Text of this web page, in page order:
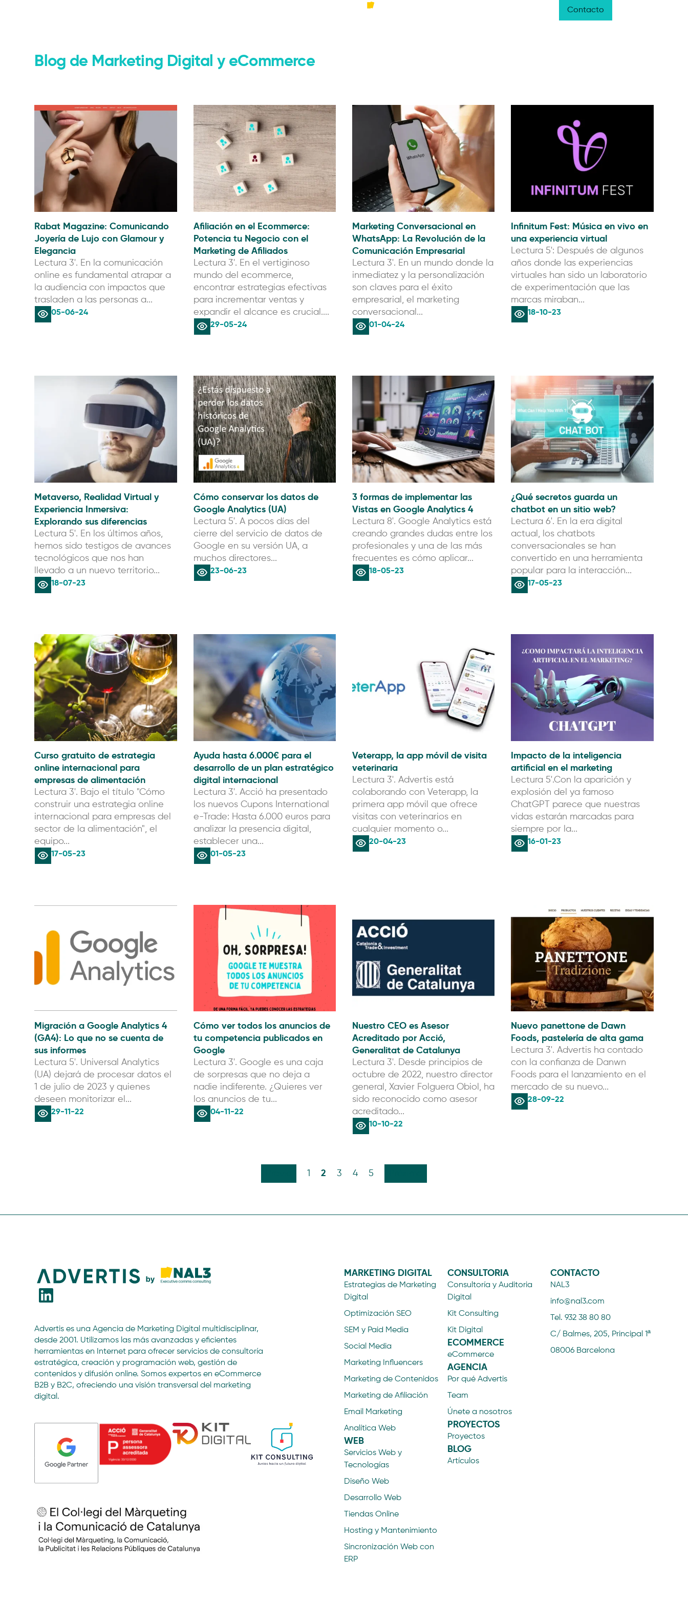
Contacto
Blog de Marketing Digital y eCommerce
Rabat Magazine: Comunicando
Joyería de Lujo con Glamour y
Elegancia
Lectura 3'. En la comunicación
online es fundamental atrapar a
la audiencia con impactos que
trasladen a las personas a...
05-06-24
Afiliación en el Ecommerce:
Potencia tu Negocio con el
Marketing de Afiliados
Lectura 3'. En el vertiginoso
mundo del ecommerce,
encontrar estrategias efectivas
para incrementar ventas y
expandir el alcance es crucial....
29-05-24
Marketing Conversacional en
WhatsApp: La Revolución de la
Comunicación Empresarial
Lectura 3'. En un mundo donde la
inmediatez y la personalización
son claves para el éxito
empresarial, el marketing
conversacional...
01-04-24
Infinitum Fest: Música en vivo en
una experiencia virtual
Lectura 5': Después de algunos
años donde las experiencias
virtuales han sido un laboratorio
de experimentación que las
marcas miraban...
18-10-23
Metaverso, Realidad Virtual y
Experiencia Inmersiva:
Explorando sus diferencias
Lectura 5'. En los últimos años,
hemos sido testigos de avances
tecnológicos que nos han
llevado a un nuevo territorio...
18-07-23
Cómo conservar los datos de
Google Analytics (UA)
Lectura 5'. A pocos días del
cierre del servicio de datos de
Google en su versión UA, a
muchos directores...
23-06-23
3 formas de implementar las
Vistas en Google Analytics 4
Lectura 8'. Google Analytics está
creando grandes dudas entre los
profesionales y una de las más
frecuentes es cómo aplicar...
18-05-23
¿Qué secretos guarda un
chatbot en un sitio web?
Lectura 6'. En la era digital
actual, los chatbots
conversacionales se han
convertido en una herramienta
popular para la interacción...
17-05-23
Curso gratuito de estrategia
online internacional para
empresas de alimentación
Lectura 3'. Bajo el título "Cómo
construir una estrategia online
internacional para empresas del
sector de la alimentación", el
equipo...
17-05-23
Ayuda hasta 6.000€ para el
desarrollo de un plan estratégico
digital internacional
Lectura 3'. Acció ha presentado
los nuevos Cupons International
e-Trade: Hasta 6.000 euros para
analizar la presencia digital,
establecer una...
01-05-23
Veterapp, la app móvil de visita
veterinaria
Lectura 3'. Advertis está
colaborando con Veterapp, la
primera app móvil que ofrece
visitas con veterinarios en
cualquier momento o...
20-04-23
Impacto de la inteligencia
artificial en el marketing
Lectura 5'.Con la aparición y
explosión del ya famoso
ChatGPT parece que nuestras
vidas estarán marcadas para
siempre por la...
16-01-23
Migración a Google Analytics 4
(GA4): Lo que no se cuenta de
sus informes
Lectura 5'. Universal Analytics
(UA) dejará de procesar datos el
1 de julio de 2023 y quienes
deseen monitorizar el...
29-11-22
Cómo ver todos los anuncios de
tu competencia publicados en
Google
Lectura 3'. Google es una caja
de sorpresas que no deja a
nadie indiferente. ¿Quieres ver
los anuncios de tu...
04-11-22
Nuestro CEO es Asesor
Acreditado por Acció,
Generalitat de Catalunya
Lectura 3'. Desde principios de
octubre de 2022, nuestro director
general, Xavier Folguera Obiol, ha
sido reconocido como asesor
acreditado...
10-10-22
Nuevo panettone de Dawn
Foods, pastelería de alta gama
Lectura 3'. Advertis ha contado
con la confianza de Danwn
Foods para el lanzamiento en el
mercado de su nuevo...
28-09-22
1 2 3 4 5
Advertis es una Agencia de Marketing Digital multidisciplinar,
desde 2001. Utilizamos las más avanzadas y eficientes
herramientas en Internet para ofrecer servicios de consultoría
estratégica, creación y programación web, gestión de
contenidos y difusión online. Somos expertos en eCommerce
B2B y B2C, ofreciendo una visión transversal del marketing
digital.
MARKETING DIGITAL
Estrategias de Marketing
Digital
Optimización SEO
SEM y Paid Media
Social Media
Marketing Influencers
Marketing de Contenidos
Marketing de Afiliación
Email Marketing
Analítica Web
WEB
Servicios Web y
Tecnologías
Diseño Web
Desarrollo Web
Tiendas Online
Hosting y Mantenimiento
Sincronización Web con
ERP
CONSULTORIA
Consultoría y Auditoria
Digital
Kit Consulting
Kit Digital
ECOMMERCE
eCommerce
AGENCIA
Por qué Advertis
Team
Únete a nosotros
PROYECTOS
Proyectos
BLOG
Artículos
CONTACTO
NAL3
info@nal3.com
Tel. 932 38 80 80
C/ Balmes, 205, Principal 1ª
08006 Barcelona